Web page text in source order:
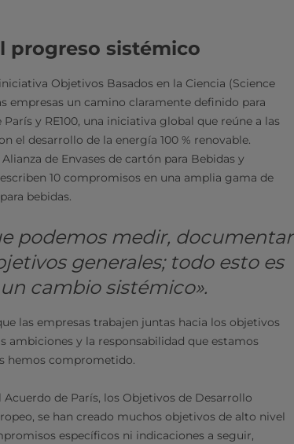
progreso sistémico
Objetivos Basados en la Ciencia (Science
empresas un camino claramente definido para
y RE100, una iniciativa global que reúne a las
el desarrollo de la energía 100 % renovable.
de Envases de cartón para Bebidas y
10 compromisos en una amplia gama de
bebidas.
podemos medir, documentar
generales; todo esto es
cambio sistémico».
las empresas trabajen juntas hacia los objetivos
ambiciones y la responsabilidad que estamos
hemos comprometido.
de París, los Objetivos de Desarrollo
se han creado muchos objetivos de alto nivel
específicos ni indicaciones a seguir,